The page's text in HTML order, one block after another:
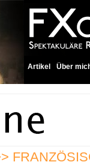
Artikel Über